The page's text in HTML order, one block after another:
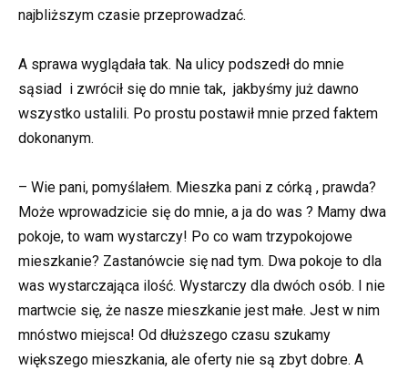
najbliższym czasie przeprowadzać.
A sprawa wyglądała tak. Na ulicy podszedł do mnie
sąsiad i zwrócił się do mnie tak, jakbyśmy już dawno
wszystko ustalili. Po prostu postawił mnie przed faktem
dokonanym.
– Wie pani, pomyślałem. Mieszka pani z córką , prawda?
Może wprowadzicie się do mnie, a ja do was ? Mamy dwa
pokoje, to wam wystarczy! Po co wam trzypokojowe
mieszkanie? Zastanówcie się nad tym. Dwa pokoje to dla
was wystarczająca ilość. Wystarczy dla dwóch osób. I nie
martwcie się, że nasze mieszkanie jest małe. Jest w nim
mnóstwo miejsca! Od dłuższego czasu szukamy
większego mieszkania, ale oferty nie są zbyt dobre. A